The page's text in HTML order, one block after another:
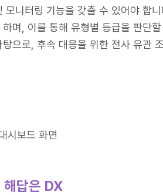
니터링 기능을 갖출 수 있어야 합
며, 이를 통해 유형별 등급을 판단
으로, 후속 대응을 위한 전사 유관
시보드 화면
해답은 DX